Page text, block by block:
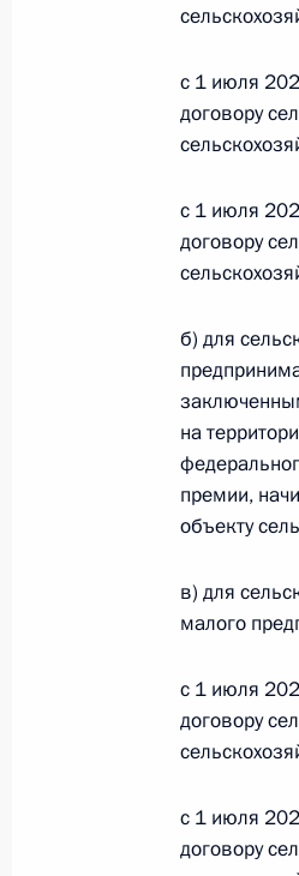
О внесении
26 июля 2026
О внесении
26 июля 2026
О внесении
26 июля 2026
О внесении
26 июля 2026
О
с 1 июля
договору
с 1 июля
договору
б) для
на
премии,
объекту
в) для
малого
с 1 июля
договору
с 1 июля
договору